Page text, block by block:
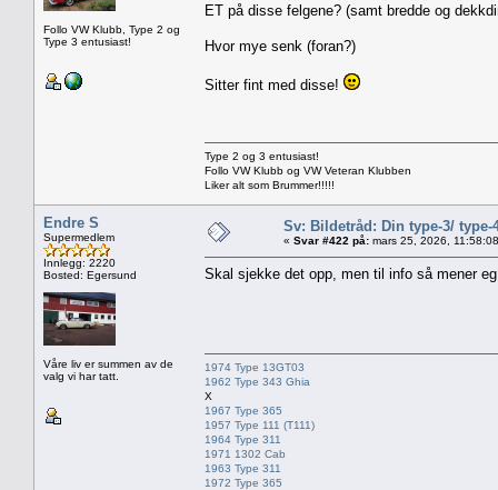
Follo VW Klubb, Type 2 og
Type 3 entusiast!
ET på disse felgene? (samt bredde og
Hvor mye senk (foran?)
Sitter fint med disse!
Type 2 og 3 entusiast!
Follo VW Klubb og VW Veteran Klubben
Liker alt som Brummer!!!!!
Endre S
Supermedlem
Innlegg: 2220
Bosted: Egersund
Våre liv er summen av de
valg vi har tatt.
Sv: Bildetråd: Din type-3/ type-
« Svar #422 på: mars 25, 2026,
Skal sjekke det opp, men til info så mener
1974 Type 13GT03
1962 Type 343 Ghia
X
1967 Type 365
1957 Type 111 (T111)
1964 Type 311
1971 1302 Cab
1963 Type 311
1972 Type 365